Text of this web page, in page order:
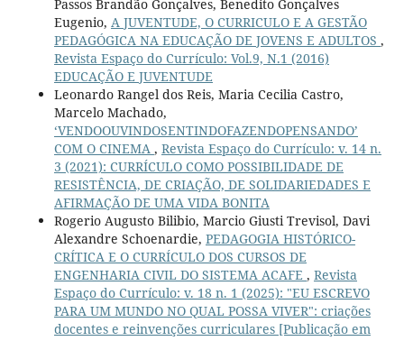
Passos Brandão Gonçalves, Benedito Gonçalves
Eugenio, A JUVENTUDE, O CURRICULO E A GESTÃO
PEDAGÓGICA NA EDUCAÇÃO DE JOVENS E ADULTOS ,
Revista Espaço do Currículo: Vol.9, N.1 (2016)
EDUCAÇÃO E JUVENTUDE
Leonardo Rangel dos Reis, Maria Cecilia Castro,
Marcelo Machado,
‘VENDOOUVINDOSENTINDOFAZENDOPENSANDO’
COM O CINEMA , Revista Espaço do Currículo: v. 14 n.
3 (2021): CURRÍCULO COMO POSSIBILIDADE DE
RESISTÊNCIA, DE CRIAÇÃO, DE SOLIDARIEDADES E
AFIRMAÇÃO DE UMA VIDA BONITA
Rogerio Augusto Bilibio, Marcio Giusti Trevisol, Davi
Alexandre Schoenardie, PEDAGOGIA HISTÓRICO-
CRÍTICA E O CURRÍCULO DOS CURSOS DE
ENGENHARIA CIVIL DO SISTEMA ACAFE , Revista
Espaço do Currículo: v. 18 n. 1 (2025): "EU ESCREVO
PARA UM MUNDO NO QUAL POSSA VIVER": criações
docentes e reinvenções curriculares [Publicação em